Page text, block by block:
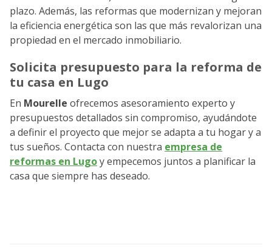
plazo. Además, las reformas que modernizan y mejoran
la eficiencia energética son las que más revalorizan una
propiedad en el mercado inmobiliario.
Solicita presupuesto para la reforma de
tu casa en Lugo
En Mourelle ofrecemos asesoramiento experto y
presupuestos detallados sin compromiso, ayudándote
a definir el proyecto que mejor se adapta a tu hogar y a
tus sueños. Contacta con nuestra empresa de
reformas en Lugoy empecemos juntos a planificar la
casa que siempre has deseado.